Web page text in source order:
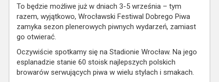
To będzie możliwe już w dniach 3-5 września – tym
razem, wyjątkowo, Wrocławski Festiwal Dobrego Piwa
zamyka sezon plenerowych piwnych wydarzeń, zamiast
go otwierać.
Oczywiście spotkamy się na Stadionie Wrocław. Na jego
esplanadzie stanie 60 stoisk najlepszych polskich
browarów serwujących piwa w wielu stylach i smakach.